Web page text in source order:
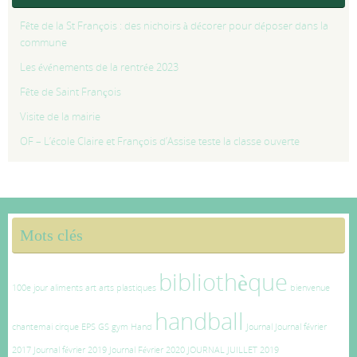
Fête de la St François : des nichoirs à décorer pour déposer dans la
commune
Les événements de la rentrée 2023
Fête de Saint François
Visite de la mairie
OF – L’école Claire et François d’Assise teste la classe ouverte
Mots clés
100e jour aliments art arts plastiques bibliothèque bienvenue
chantemai cirque EPS GS gym Hand handball Journal Journal février
2017 Journal février 2019 Journal Février 2020 JOURNAL JUILLET 2019